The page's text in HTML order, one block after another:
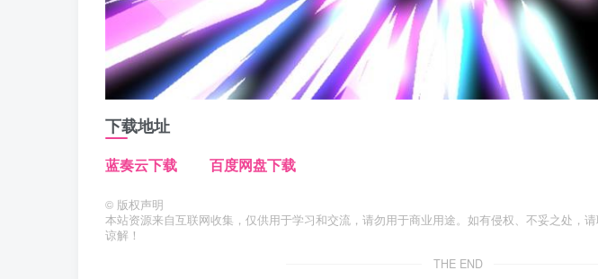
下载地址
蓝奏云下载 百度网盘下载
© 版权声明
本站资源来自互联网收集，仅供用于学习和交流，请勿用于商业用途。如有侵权、不妥之处，
谅解！
THE END